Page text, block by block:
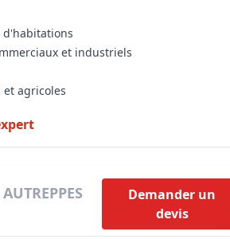
d'habitations
et industriels
agricoles
Demander un
devis